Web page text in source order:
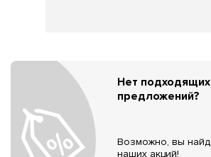
Нет подходящих
предложений?
Возможно, вы
наших акций!